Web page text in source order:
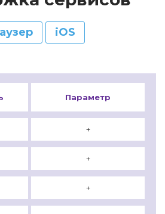
iOS
Параметр
+
+
+